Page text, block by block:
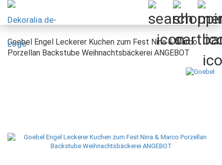
Goebel Engel Leckerer Kuchen zum Fest Nina & Marco
Porzellan Backstube Weihnachtsbäckerei ANGEBOT